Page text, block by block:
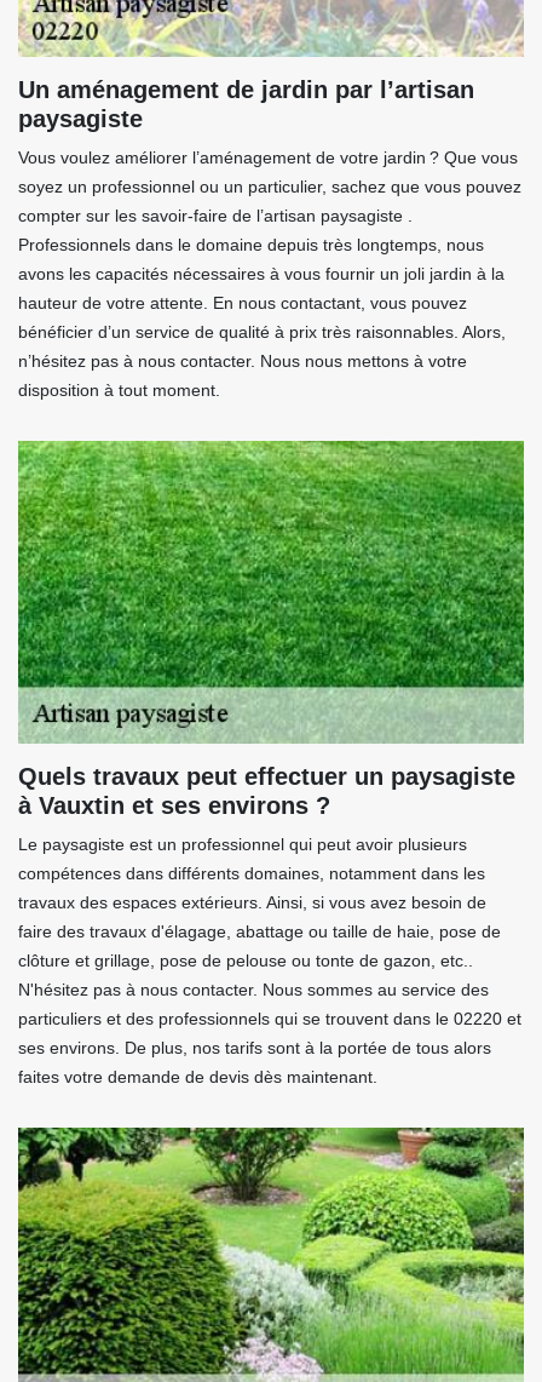
Un aménagement de jardin par l’artisan
paysagiste
Vous voulez améliorer l’aménagement de votre jardin ? Que vous
soyez un professionnel ou un particulier, sachez que vous pouvez
compter sur les savoir-faire de l’artisan paysagiste .
Professionnels dans le domaine depuis très longtemps, nous
avons les capacités nécessaires à vous fournir un joli jardin à la
hauteur de votre attente. En nous contactant, vous pouvez
bénéficier d’un service de qualité à prix très raisonnables. Alors,
n’hésitez pas à nous contacter. Nous nous mettons à votre
disposition à tout moment.
Quels travaux peut effectuer un paysagiste
à Vauxtin et ses environs ?
Le paysagiste est un professionnel qui peut avoir plusieurs
compétences dans différents domaines, notamment dans les
travaux des espaces extérieurs. Ainsi, si vous avez besoin de
faire des travaux d'élagage, abattage ou taille de haie, pose de
clôture et grillage, pose de pelouse ou tonte de gazon, etc..
N'hésitez pas à nous contacter. Nous sommes au service des
particuliers et des professionnels qui se trouvent dans le 02220 et
ses environs. De plus, nos tarifs sont à la portée de tous alors
faites votre demande de devis dès maintenant.